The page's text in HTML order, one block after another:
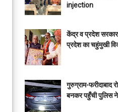
injection
केंद्र व प्रदेश सरकार
प्रदेश का चहुंमुखी
गुरुग्राम-फरीदाबाद
बनकर पहुँची पुलिस